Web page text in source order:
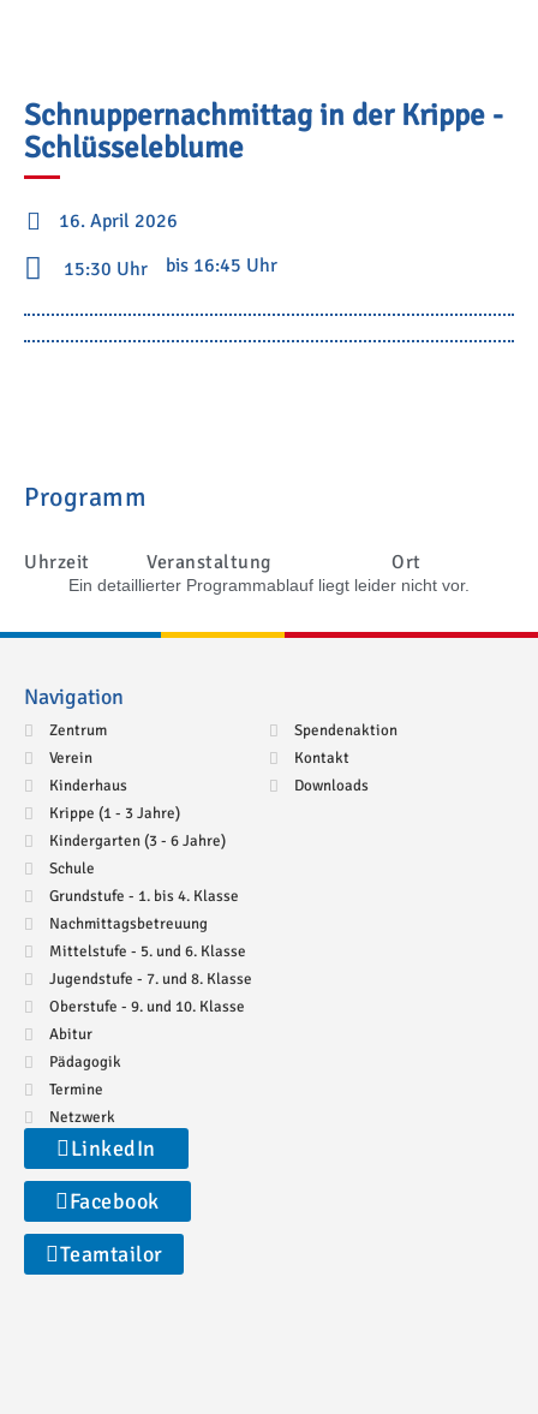
Schnuppernachmittag in der Krippe -
Schlüsseleblume
16. April 2026
15:30 Uhr
bis 16:45 Uhr
Programm
Uhrzeit Veranstaltung Ort
Ein detaillierter Programmablauf liegt leider nicht vor.
Navigation
Zentrum
Verein
Kinderhaus
Krippe (1 - 3 Jahre)
Kindergarten (3 - 6 Jahre)
Schule
Grundstufe - 1. bis 4. Klasse
Nachmittagsbetreuung
Mittelstufe - 5. und 6. Klasse
Jugendstufe - 7. und 8. Klasse
Oberstufe - 9. und 10. Klasse
Abitur
Pädagogik
Termine
Netzwerk
Spendenaktion
Kontakt
Downloads
LinkedIn
Facebook
Teamtailor